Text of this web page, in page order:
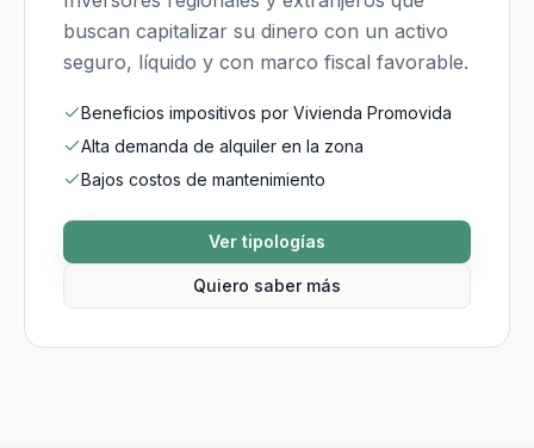
buscan capitalizar su dinero con un activo
seguro, líquido y con marco fiscal favorable.
Beneficios impositivos por Vivienda Promovida
Alta demanda de alquiler en la zona
Bajos costos de mantenimiento
Ver tipologías
Quiero saber más